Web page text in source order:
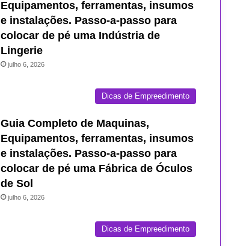
Equipamentos, ferramentas, insumos
e instalações. Passo-a-passo para
colocar de pé uma Indústria de
Lingerie
julho 6, 2026
Dicas de Empreedimento
Guia Completo de Maquinas,
Equipamentos, ferramentas, insumos
e instalações. Passo-a-passo para
colocar de pé uma Fábrica de Óculos
de Sol
julho 6, 2026
Dicas de Empreedimento